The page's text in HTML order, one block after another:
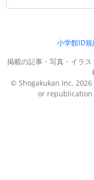
小学館ID規
掲載の記事・写真・イラ
© Shogakukan Inc.
or